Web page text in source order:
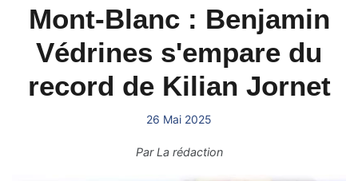
Mont-Blanc : Benjamin
Védrines s'empare du
record de Kilian Jornet
26 Mai 2025
ParLa rédaction